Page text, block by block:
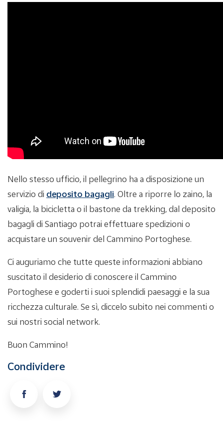
Nello stesso ufficio, il pellegrino ha a disposizione un
servizio di deposito bagagli. Oltre a riporre lo zaino, la
valigia, la bicicletta o il bastone da trekking, dal deposito
bagagli di Santiago potrai effettuare spedizioni o
acquistare un souvenir del Cammino Portoghese.
Ci auguriamo che tutte queste informazioni abbiano
suscitato il desiderio di conoscere il Cammino
Portoghese e goderti i suoi splendidi paesaggi e la sua
ricchezza culturale. Se sì, diccelo subito nei commenti o
sui nostri social network.
Buon Cammino!
Condividere